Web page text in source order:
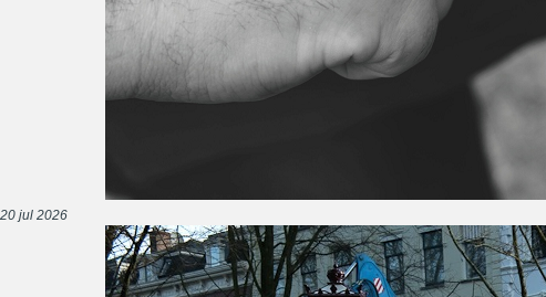
20 jul 2026